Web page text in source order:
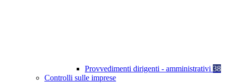
Provvedimenti dirigenti - amministrativi 38
Controlli sulle imprese